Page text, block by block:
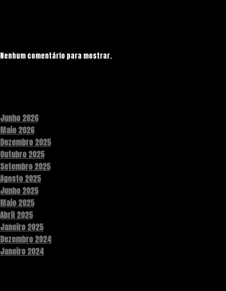
Nenhum comentário para mostrar.
Junho 2026
Maio 2026
Dezembro 2025
Outubro 2025
Setembro 2025
Agosto 2025
Junho 2025
Maio 2025
Abril 2025
Janeiro 2025
Dezembro 2024
Janeiro 2024